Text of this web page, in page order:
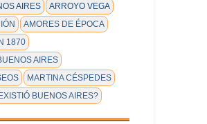
AIRES
ARROYO VEGA
AMORES DE ÉPOCA
1870
AIRES
MARTINA CÉSPEDES
BUENOS AIRES?